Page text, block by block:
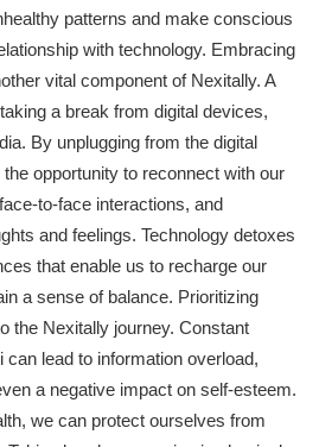
patterns and make conscious
with technology. Embracing
vital component of Nexitally. A
a break from digital devices,
By unplugging from the digital
opportunity to reconnect with our
to-face interactions, and
and feelings. Technology detoxes
that enable us to recharge our
a sense of balance. Prioritizing
the Nexitally journey. Constant
lead to information overload,
a negative impact on self-esteem.
we can protect ourselves from